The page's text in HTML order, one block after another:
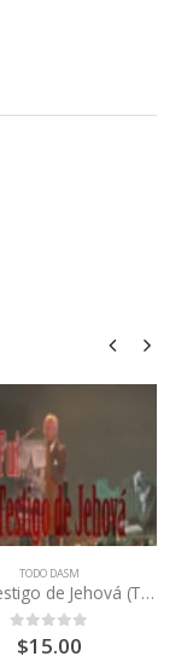
TODO DASM
Yo fui testigo de Jehová (Testimonio de Antonio Carrera 2 cds)
out of 5
$15.00